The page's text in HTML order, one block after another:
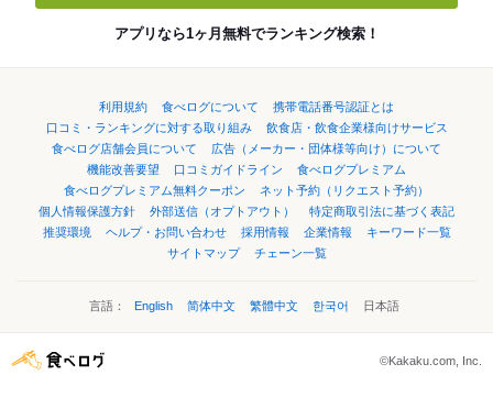
アプリなら1ヶ月無料でランキング検索！
利用規約 食べログについて
携帯電話番号認証とは
口コミ・ランキングに対する取り組み
飲食店・飲食企業様向けサービス
食べログ店舗会員について
広告（メーカー・団体様等向け）について
機能改善要望
口コミガイドライン
食べログプレミアム
食べログプレミアム無料クーポン
ネット予約（リクエスト予約）
個人情報保護方針
外部送信（オプトアウト）
特定商取引法に基づく表記
推奨環境
ヘルプ・お問い合わせ 採用情報 企業情報
キーワード一覧
サイトマップ
チェーン一覧
言語： English 简体中文 繁體中文 한국어 日本語
©Kakaku.com, Inc.